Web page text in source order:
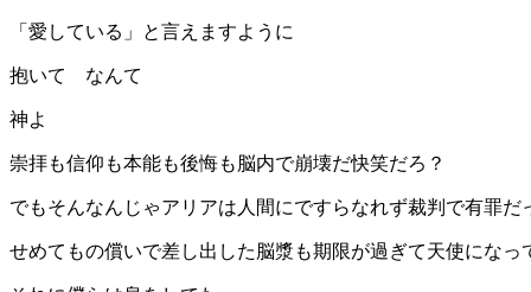
「愛している」と言えますように
抱いて なんて
神よ
崇拝も信仰も本能も後悔も脳内で崩壊だ快笑だろ？
でもそんなんじゃアリアは人間にですらなれず裁判で有罪だ
せめてもの償いで差し出した脳漿も期限が過ぎて天使になっ